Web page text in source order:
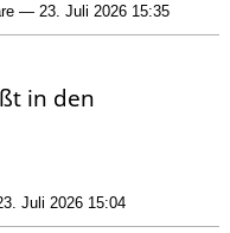
— 23. Juli 2026 15:35
in den
Juli 2026 15:04